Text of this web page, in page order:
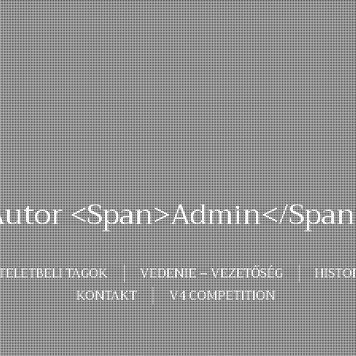
<span>admin</
TAGOK VEDENIE – VEZETŐSÉG
KONTAKT
V4 COMPETITION